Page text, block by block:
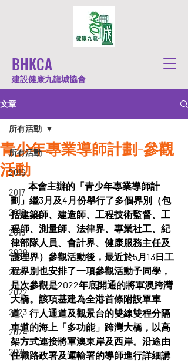
BHKCA
建設健康九龍城協會
文章
所有活動
2016
2017
2018
2019
2020
2021
2022
2023
2024
2025
所有活動
青少年專業導師計劃-參觀
活動
劃」繼3月及4月份舉行了多個界別（包
括建築師、建造師、工程技術監督、工
程師、測量師、法律界、專業社工、紀
律部隊人員、會計界、健康服務主任及
護理界）參觀活動後，最近於5月13日工
程界別也安排了一項參觀活動予同學，
是次參觀是2022年底開通的將軍澳跨灣
大橋。該項基建為全港首條附設單車
道、行人通道及觀景台的雙線雙程分隔
車道的海上「多功能」跨灣大橋，以高
架方式連接將軍澳東岸及西岸。沿途由
任職路政署及運輸署的導師進行詳細講